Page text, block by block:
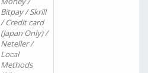
Bitpay / Skrill
/ Credit card
(Japan Only) /
Neteller /
Local
Methods